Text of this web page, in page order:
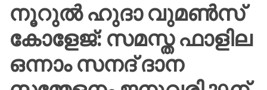
നൂറുൽ ഹുദാ വുമൺസ്
കോളേജ്: സമസ്ത ഫാളില
ഒന്നാം സനദ് ദാന